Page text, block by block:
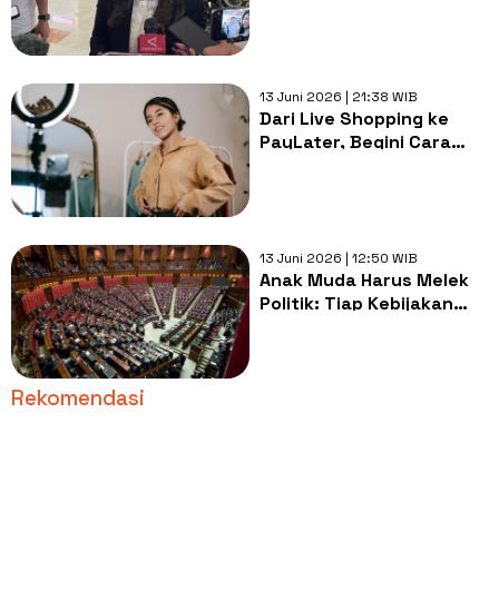
13 Juni 2026 | 21:38 WIB
Dari Live Shopping ke
PayLater, Begini Cara
13 Juni 2026 | 12:50 WIB
Anak Muda Harus Melek
Politik: Tiap Kebijakan
Rekomendasi